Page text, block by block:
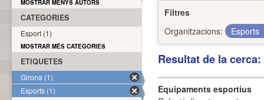
Filtres
Organitzacions:
Esports
Resultat de la
Equipaments esportius
MOSTRAR MENYS AUTORS
CATEGORIES
Esport (1)
MOSTRAR MÉS CATEGORIES
ETIQUETES
Girona (1)
Esports (1)